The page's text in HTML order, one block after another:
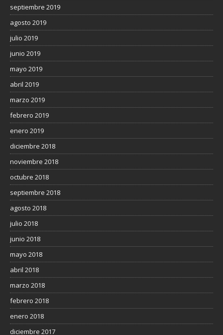
septiembre 2019
agosto 2019
julio 2019
junio 2019
mayo 2019
abril 2019
marzo 2019
febrero 2019
enero 2019
diciembre 2018
noviembre 2018
octubre 2018
septiembre 2018
agosto 2018
julio 2018
junio 2018
mayo 2018
abril 2018
marzo 2018
febrero 2018
enero 2018
diciembre 2017